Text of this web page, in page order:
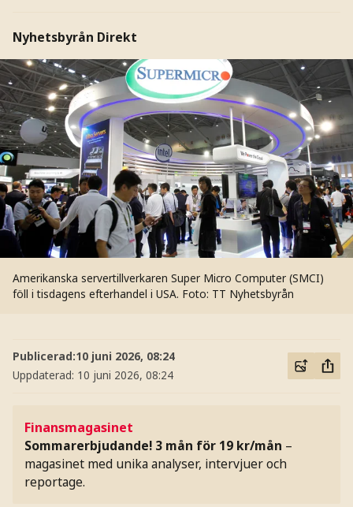
Nyhetsbyrån Direkt
Amerikanska servertillverkaren Super Micro Computer (SMCI)
föll i tisdagens efterhandel i USA. Foto: TT Nyhetsbyrån
Publicerad:10 juni 2026, 08:24
Uppdaterad: 10 juni 2026, 08:24
Finansmagasinet
Sommarerbjudande! 3 mån för 19 kr/mån –
magasinet med unika analyser, intervjuer och
reportage.